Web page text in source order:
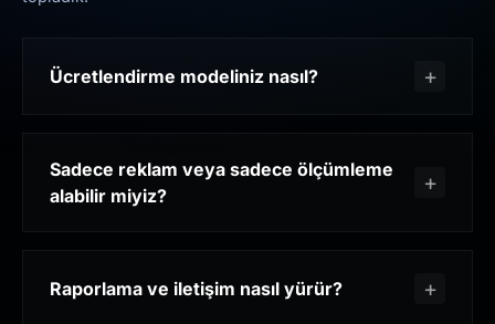
Ücretlendirme modeliniz nasıl?
Sadece reklam veya sadece ölçümleme
alabilir miyiz?
Raporlama ve iletişim nasıl yürür?